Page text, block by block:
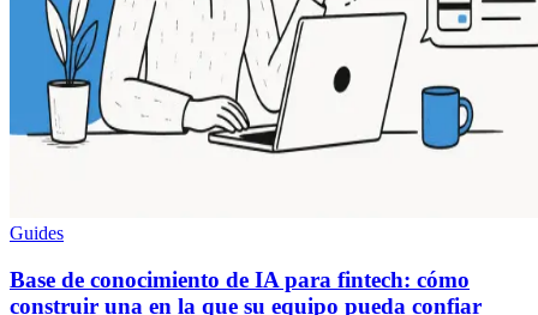
Guides
Base de conocimiento de IA para fintech: cómo
construir una en la que su equipo pueda confiar